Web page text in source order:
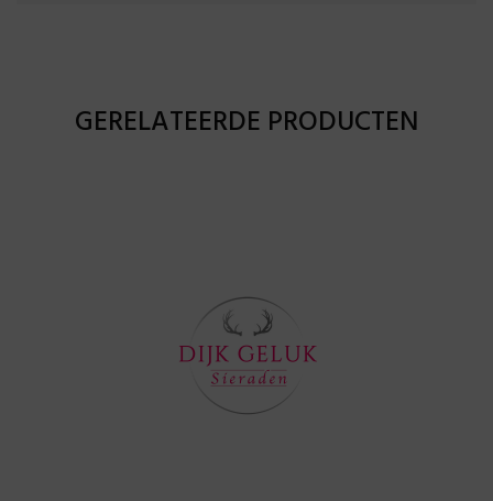
GERELATEERDE PRODUCTEN